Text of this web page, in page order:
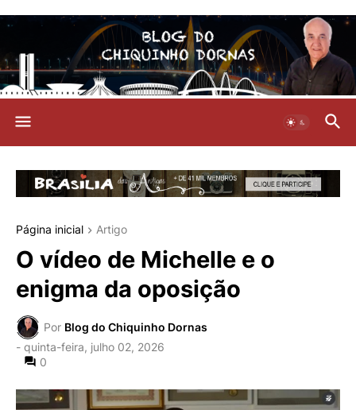
Página inicial Artigo
O vídeo de Michelle e o
enigma da oposição
Por Blog do Chiquinho Dornas
- quinta-feira, julho 02, 2026
0